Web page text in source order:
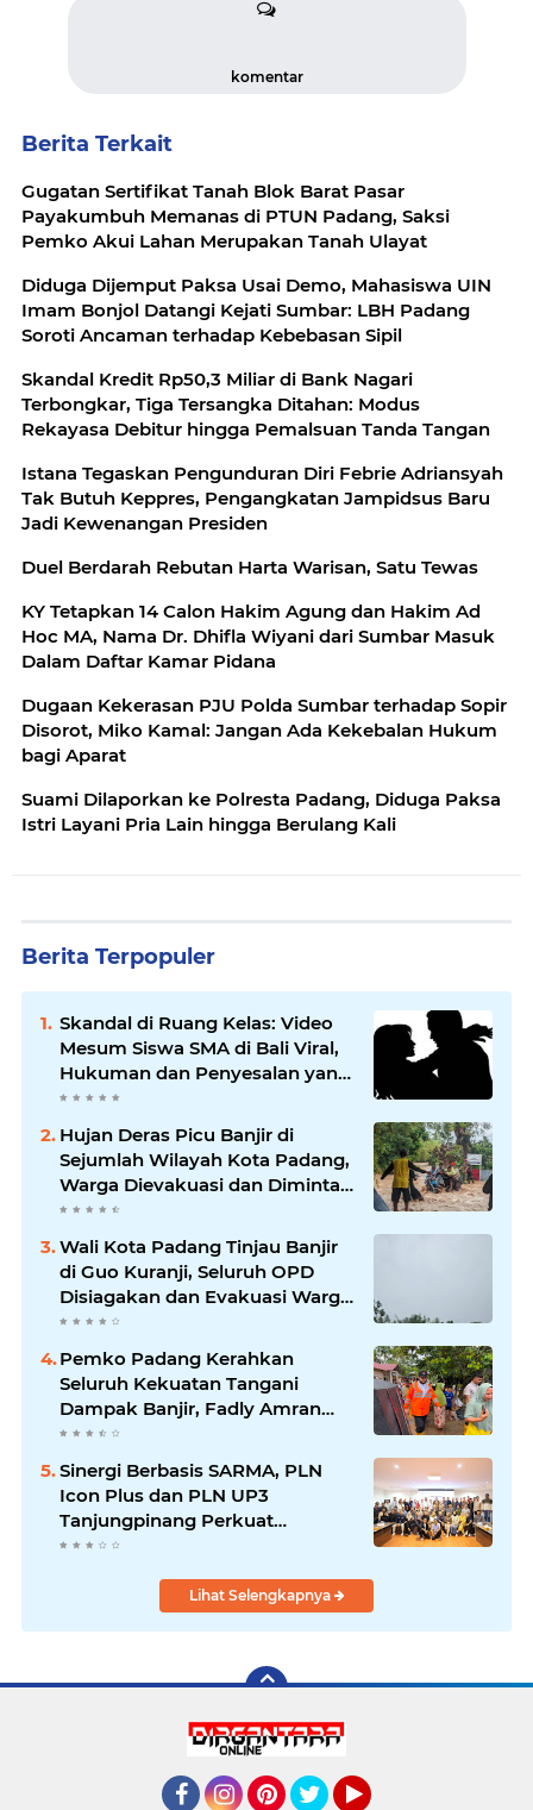
komentar
Berita Terkait
Gugatan Sertifikat Tanah Blok Barat Pasar
Payakumbuh Memanas di PTUN Padang, Saksi
Pemko Akui Lahan Merupakan Tanah Ulayat
Diduga Dijemput Paksa Usai Demo, Mahasiswa UIN
Imam Bonjol Datangi Kejati Sumbar: LBH Padang
Soroti Ancaman terhadap Kebebasan Sipil
Skandal Kredit Rp50,3 Miliar di Bank Nagari
Terbongkar, Tiga Tersangka Ditahan: Modus
Rekayasa Debitur hingga Pemalsuan Tanda Tangan
Istana Tegaskan Pengunduran Diri Febrie Adriansyah
Tak Butuh Keppres, Pengangkatan Jampidsus Baru
Jadi Kewenangan Presiden
Duel Berdarah Rebutan Harta Warisan, Satu Tewas
KY Tetapkan 14 Calon Hakim Agung dan Hakim Ad
Hoc MA, Nama Dr. Dhifla Wiyani dari Sumbar Masuk
Dalam Daftar Kamar Pidana
Dugaan Kekerasan PJU Polda Sumbar terhadap Sopir
Disorot, Miko Kamal: Jangan Ada Kekebalan Hukum
bagi Aparat
Suami Dilaporkan ke Polresta Padang, Diduga Paksa
Istri Layani Pria Lain hingga Berulang Kali
Berita Terpopuler
Skandal di Ruang Kelas: Video
Mesum Siswa SMA di Bali Viral,
Hukuman dan Penyesalan yang
Mengikuti
Hujan Deras Picu Banjir di
Sejumlah Wilayah Kota Padang,
Warga Dievakuasi dan Diminta
Waspada Banjir Susulan
Wali Kota Padang Tinjau Banjir
di Guo Kuranji, Seluruh OPD
Disiagakan dan Evakuasi Warga
Dipercepat
Pemko Padang Kerahkan
Seluruh Kekuatan Tangani
Dampak Banjir, Fadly Amran
Desak Percepatan Proyek
Pengendalian Bencana
Sinergi Berbasis SARMA, PLN
Icon Plus dan PLN UP3
Tanjungpinang Perkuat
Kolaborasi Strategis
Lihat Selengkapnya